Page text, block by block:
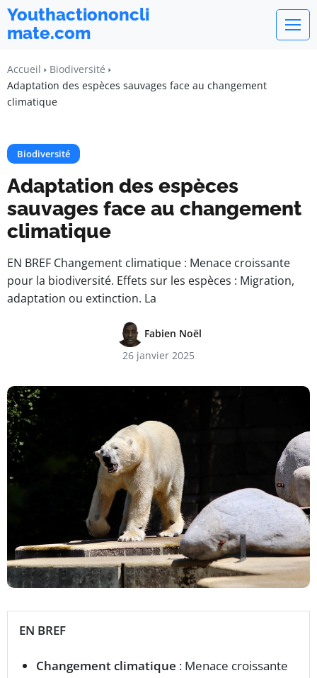
Youthactiononcli
mate.com
Accueil
Biodiversité
Adaptation des espèces sauvages face au changement
climatique
Biodiversité
Adaptation des espèces
sauvages face au changement
climatique
EN BREF Changement climatique : Menace croissante
pour la biodiversité. Effets sur les espèces : Migration,
adaptation ou extinction. La
Fabien Noël
26 janvier 2025
EN BREF
Changement climatique : Menace croissante